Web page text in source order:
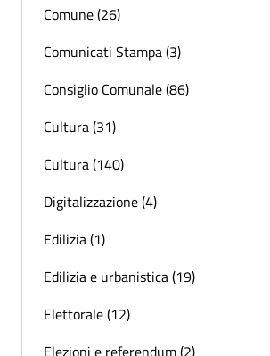
Comune (26)
Comunicati Stampa (3)
Consiglio Comunale (86)
Cultura (31)
Cultura (140)
Digitalizzazione (4)
Edilizia (1)
Edilizia e urbanistica (19)
Elettorale (12)
Elezioni e referendum (2)